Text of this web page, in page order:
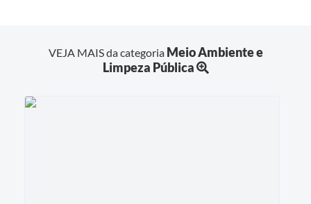
VEJA MAIS da categoria Meio Ambiente e
Limpeza Pública